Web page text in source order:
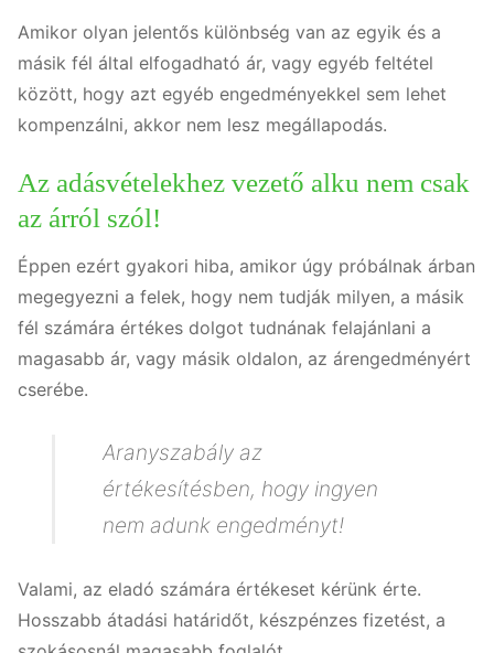
Amikor olyan jelentős különbség van az egyik és a
másik fél által elfogadható ár, vagy egyéb feltétel
között, hogy azt egyéb engedményekkel sem lehet
kompenzálni, akkor nem lesz megállapodás.
Az adásvételekhez vezető alku nem csak
az árról szól!
Éppen ezért gyakori hiba, amikor úgy próbálnak árban
megegyezni a felek, hogy nem tudják milyen, a másik
fél számára értékes dolgot tudnának felajánlani a
magasabb ár, vagy másik oldalon, az árengedményért
cserébe.
Aranyszabály az
értékesítésben, hogy ingyen
nem adunk engedményt!
Valami, az eladó számára értékeset kérünk érte.
Hosszabb átadási határidőt, készpénzes fizetést, a